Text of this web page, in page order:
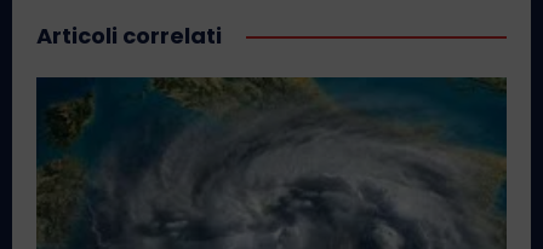
Articoli correlati